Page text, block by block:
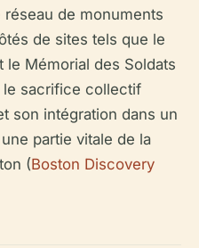
de monuments
de sites tels que le
le Mémorial des Soldats
le sacrifice collectif
son intégration dans un
partie vitale de la
(Boston Discovery